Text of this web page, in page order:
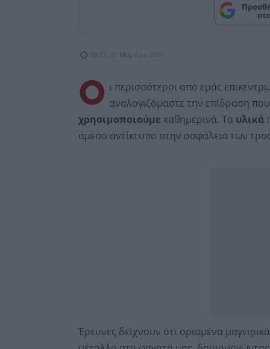
08:27, 01 Μαρτίου 2025
Ο ι περισσότεροι από εμάς
αναλογιζόμαστε την επίδραση
χρησιμοποιούμε καθημερινά. Τα υλικά
άμεσο αντίκτυπο στην ασφάλεια των
Έρευνες δείχνουν ότι ορισμένα